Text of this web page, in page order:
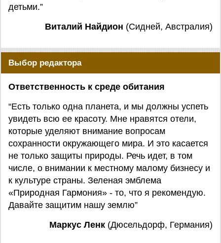
детьми.”
Виталий Найдион (Сидней, Австралия)
Выбор редактора
Ответственность к среде обитания
“Есть только одна планета, и мы должны успеть
увидеть всю ее красоту. Мне нравятся отели,
которые уделяют внимание вопросам
сохранности окружающего мира. И это касается
не только защиты природы. Речь идет, в том
числе, о внимании к местному малому бизнесу и
к культуре страны. Зеленая эмблема
«Природная Гармония» - то, что я рекомендую.
Давайте защитим нашу землю”
Маркус Ленк (Дюсельдорф, Германия)